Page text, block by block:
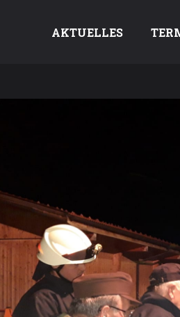
AKTUELLES